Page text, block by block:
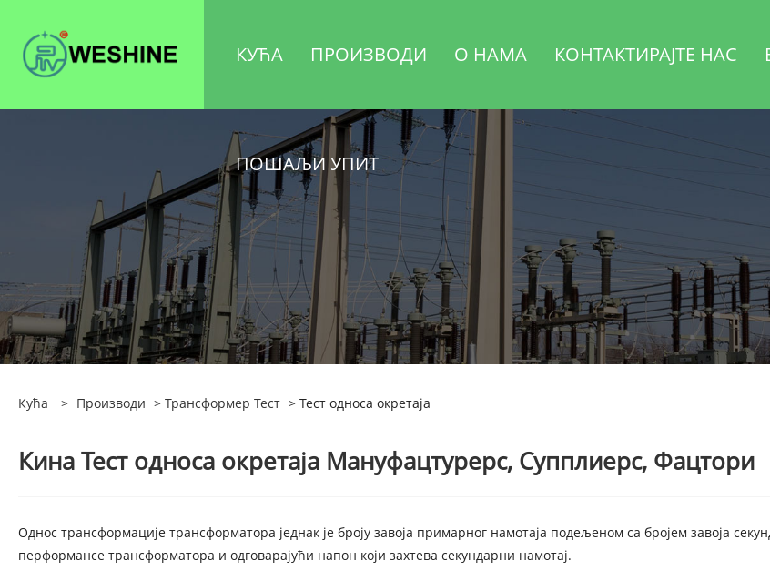
КУЋА ПРОИЗВОДИ О НАМА КОНТАКТИРАЈТЕ НАС
ПОШАЉИ УПИТ
Кућа > Производи > Трансформер Тест > Тест односа окретаја
Кина Тест односа окретаја Мануфацтурерс, Супплиерс, Фацтори
Однос трансформације трансформатора једнак је броју завоја примарног намотаја подељеном са бројем завоја
перформансе трансформатора и одговарајући напон који захтева секундарни намотај.